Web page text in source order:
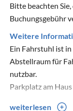
Bitte beachten
Buchungsgebühr
Weitere
Ein Fahrstuhl ist
Abstellraum für
nutzbar.
Parkplatz am
weiterlesen